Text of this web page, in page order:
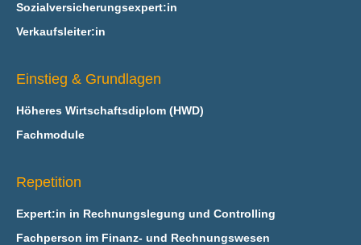
Sozialversicherungsexpert:in
Verkaufsleiter:in
Einstieg & Grundlagen
Höheres Wirtschaftsdiplom (HWD)
Fachmodule
Repetition
Expert:in in Rechnungslegung und Controlling
Fachperson im Finanz- und Rechnungswesen